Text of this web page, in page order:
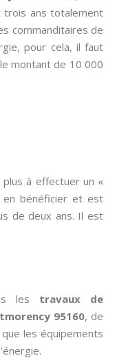
trois ans totalement
commanditaires de
pour cela, il faut
montant de 10 000
plus à effectuer un «
bénéficier et est
de deux ans. Il est
les travaux de
95160, de
les équipements